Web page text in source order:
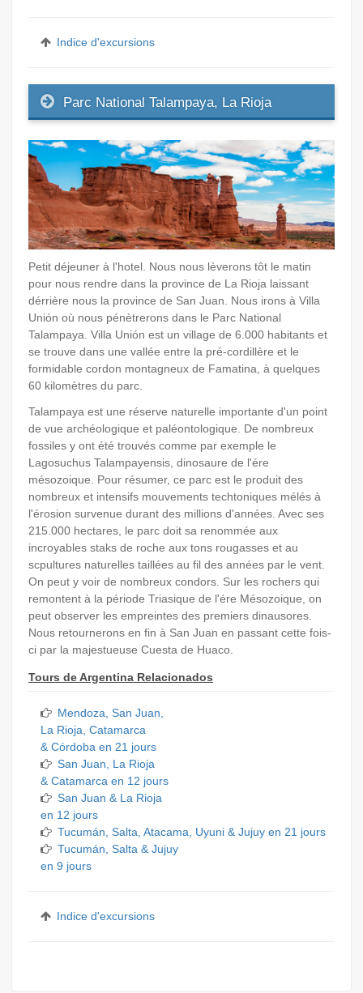
Indice d'excursions
Parc National Talampaya, La Rioja
Petit déjeuner à l'hotel. Nous nous lèverons tôt le matin
pour nous rendre dans la province de La Rioja laissant
dérrière nous la province de San Juan. Nous irons à Villa
Unión où nous pénètrerons dans le Parc National
Talampaya. Villa Unión est un village de 6.000 habitants et
se trouve dans une vallée entre la pré-cordillère et le
formidable cordon montagneux de Famatina, à quelques
60 kilomètres du parc.
Talampaya est une réserve naturelle importante d'un point
de vue archéologique et paléontologique. De nombreux
fossiles y ont été trouvés comme par exemple le
Lagosuchus Talampayensis, dinosaure de l'ére
mésozoique. Pour résumer, ce parc est le produit des
nombreux et intensifs mouvements techtoniques mélés à
l'érosion survenue durant des millions d'années. Avec ses
215.000 hectares, le parc doit sa renommée aux
incroyables staks de roche aux tons rougasses et au
scpultures naturelles taillées au fil des années par le vent.
On peut y voir de nombreux condors. Sur les rochers qui
remontent à la période Triasique de l'ére Mésozoique, on
peut observer les empreintes des premiers dinausores.
Nous retournerons en fin à San Juan en passant cette fois-
ci par la majestueuse Cuesta de Huaco.
Tours de Argentina Relacionados
Mendoza, San Juan,
La Rioja, Catamarca
& Córdoba en 21 jours
San Juan, La Rioja
& Catamarca en 12 jours
San Juan & La Rioja
en 12 jours
Tucumán, Salta, Atacama, Uyuni & Jujuy en 21 jours
Tucumán, Salta & Jujuy
en 9 jours
Indice d'excursions